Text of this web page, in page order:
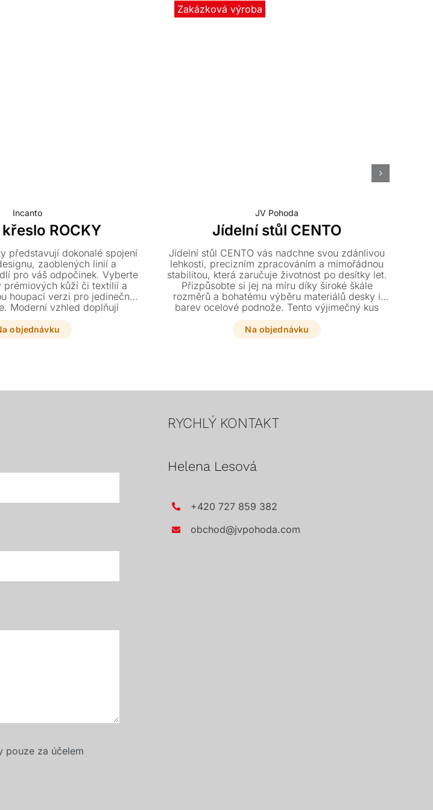
Incanto
ROCKY
představují dokonalé spojení
zaoblených linií a
pro váš odpočinek. Vyberte
prémiových kůží či textilií a
houpací verzi pro jedinečné
Moderní vzhled doplňují
a kvalitní výplň z pěny a
peří.
objednávku
Zakázková výroba
JV Pohoda
Jídelní stůl CENTO
Jídelní stůl CENTO vás nadchne svou zdánlivou
lehkostí, precizním zpracováním a mimořádnou
stabilitou, která zaručuje životnost po desítky let.
Přizpůsobte si jej na míru díky široké škále
rozměrů a bohatému výběru materiálů desky i
barev ocelové podnože. Tento výjimečný kus
nábytku se stane dominantou každého moderního
interiéru.
Na objednávku
pouze za účelem
RYCHLÝ KONTAKT
Helena Lesová
+420 727 859 382
obchod@jvpohoda.com